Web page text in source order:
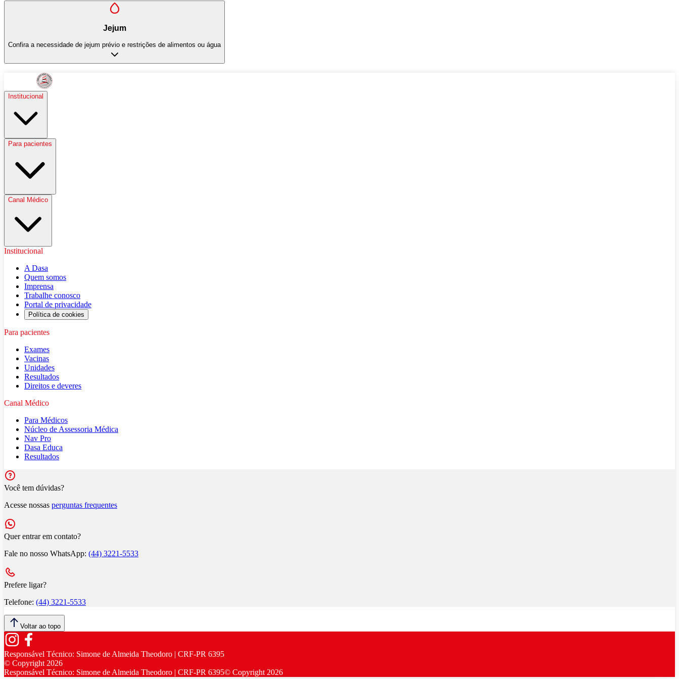
Jejum
Confira a necessidade de jejum prévio e restrições de alimentos ou água
Institucional
Para pacientes
Canal Médico
Institucional
A Dasa
Quem somos
Imprensa
Trabalhe conosco
Portal de privacidade
Política de cookies
Para pacientes
Exames
Vacinas
Unidades
Resultados
Direitos e deveres
Canal Médico
Para Médicos
Núcleo de Assessoria Médica
Nav Pro
Dasa Educa
Resultados
Você tem dúvidas?
Acesse nossas perguntas frequentes
Quer entrar em contato?
Fale no nosso WhatsApp: (44) 3221-5533
Prefere ligar?
Telefone: (44) 3221-5533
Voltar ao topo
Responsável Técnico: Simone de Almeida Theodoro | CRF-PR 6395
© Copyright 2026
Responsável Técnico: Simone de Almeida Theodoro | CRF-PR 6395© Copyright 2026